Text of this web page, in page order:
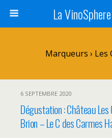
La
Marqueurs ›
6 SEPTEMBRE 2020
Dégustation : Château
Brion – Le C des Carmes